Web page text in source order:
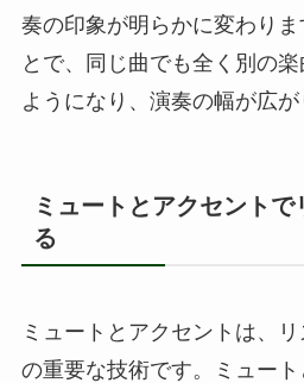
奏の印象が明らかに変わり
とで、同じ曲でも全く別の
ようになり、演奏の幅が広が
ミュートとアクセント
る
ミュートとアクセントは、
の重要な技術です。ミュー